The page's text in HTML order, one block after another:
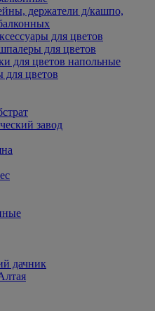
держатели д/кашпо,
для цветов
для цветов
для цветов напольные
цветов
завод
дачник